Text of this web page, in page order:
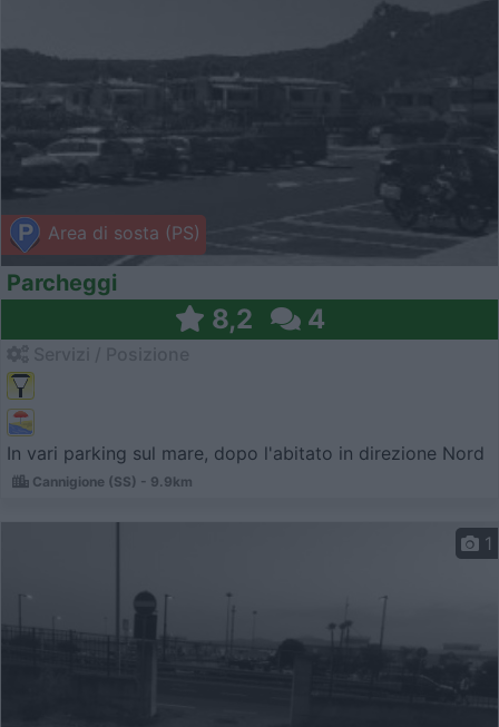
Area di sosta (PS)
Parcheggi
8,2 4
In vari parking sul mare, dopo l'abitato in direzione Nord
Cannigione (SS) - 9.9km
1